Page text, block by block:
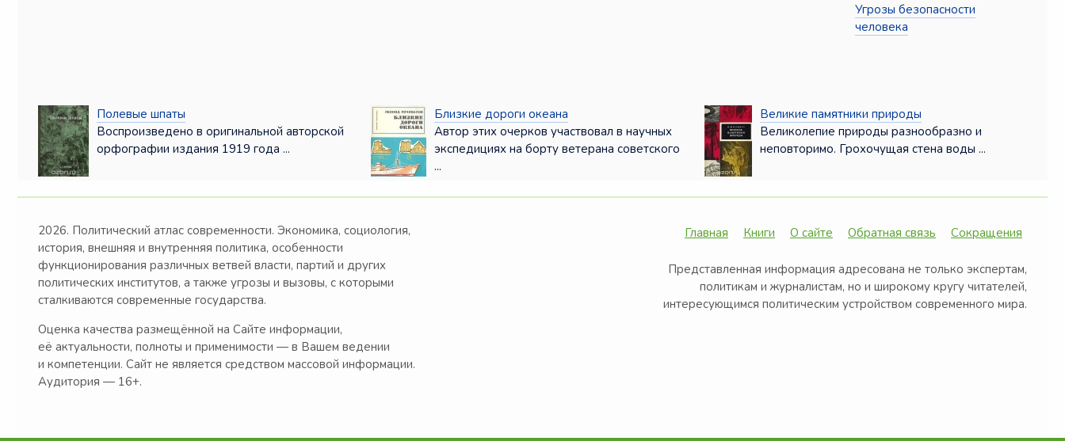
Угрозы безопасности
человека
Полевые шпаты
Воспроизведено в оригинальной авторской
орфографии издания 1919 года ...
Близкие дороги океана
Автор этих очерков участвовал в научных
экспедициях на борту ветерана советского
...
Великие памятники природы
Великолепие природы разнообразно и
неповторимо. Грохочущая стена воды ...
2026. Политический атлас современности. Экономика, социология,
история, внешняя и внутренняя политика, особенности
функционирования различных ветвей власти, партий и других
политических институтов, а также угрозы и вызовы, с которыми
сталкиваются современные государства.
Оценка качества размещённой на Сайте информации,
её актуальности, полноты и применимости — в Вашем ведении
и компетенции. Сайт не является средством массовой информации.
Аудитория — 16+.
Главная Книги О сайте Обратная связь Сокращения
Представленная информация адресована не только экспертам,
политикам и журналистам, но и широкому кругу читателей,
интересующимся политическим устройством современного мира.